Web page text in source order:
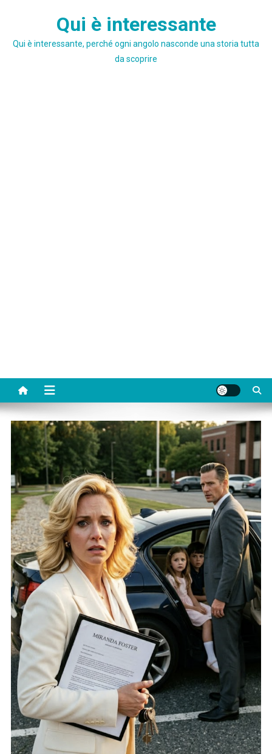
Qui è interessante
Qui è interessante, perché ogni angolo nasconde una storia tutta
da scoprire